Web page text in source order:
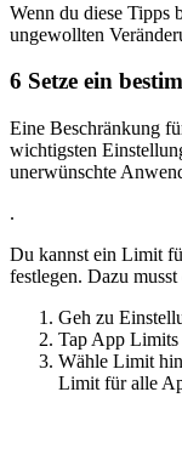
Wenn du diese Tipps
ungewollten
6 Setze ein
Eine Beschränkung
wichtigsten
unerwünschte
.
Du kannst ein Limit
festlegen. Dazu
Geh zu
Tap App Limits
Wähle Limit
Limit für alle